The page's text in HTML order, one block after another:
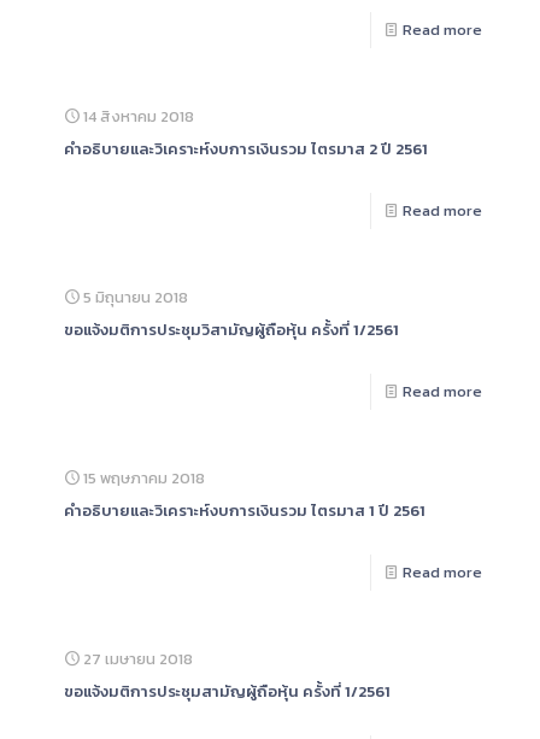
Read more
14 สิงหาคม 2018
คำอธิบายและวิเคราะห์งบการเงินรวม ไตรมาส 2 ปี 2561
Read more
5 มิถุนายน 2018
ขอแจ้งมติการประชุมวิสามัญผู้ถือหุ้น ครั้งที่ 1/2561
Read more
15 พฤษภาคม 2018
คำอธิบายและวิเคราะห์งบการเงินรวม ไตรมาส 1 ปี 2561
Read more
27 เมษายน 2018
ขอแจ้งมติการประชุมสามัญผู้ถือหุ้น ครั้งที่ 1/2561